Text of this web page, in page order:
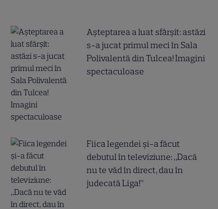
Așteptarea a luat sfârșit: astăzi
s-a jucat primul meci în Sala
Polivalentă din Tulcea! Imagini
spectaculoase
Fiica legendei și-a făcut
debutul în televiziune: „Dacă
nu te văd în direct, dau în
judecată Liga!”